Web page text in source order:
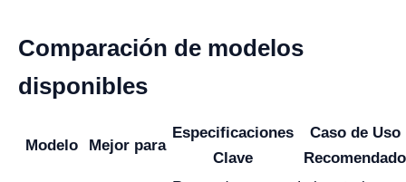
Comparación de modelos
disponibles
Modelo Mejor para
Especificaciones
Clave
Caso de Uso
Recomendado